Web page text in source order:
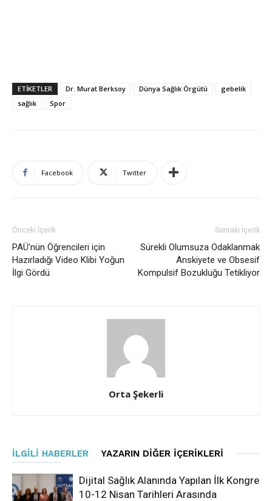
ETIKETLER Dr. Murat Berksoy Dünya Sağlık Örgütü
gebelik
sağlık
Spor
Facebook Twitter
Önceki İçerik
PAÜ’nün Öğrencileri için
Hazırladığı Video Klibi Yoğun
İlgi Gördü
Sonraki İçerik
Sürekli Olumsuza Odaklanmak
Anskiyete ve Obsesif
Kompulsif Bozukluğu Tetikliyor
Orta Şekerli
İLGILI HABERLER YAZARIN DIĞER İÇERIKLERI
Dijital Sağlık Alanında Yapılan İlk Kongre
10-12 Nisan Tarihleri Arasında